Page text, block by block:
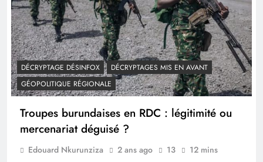
DÉCRYPTAGE DÉSINFOX
DÉCRYPTAGES MIS EN AVANT
GÉOPOLITIQUE RÉGIONALE
Troupes burundaises en RDC : légitimité ou
mercenariat déguisé ?
Edouard Nkurunziza 2 ans ago 13 12 mins